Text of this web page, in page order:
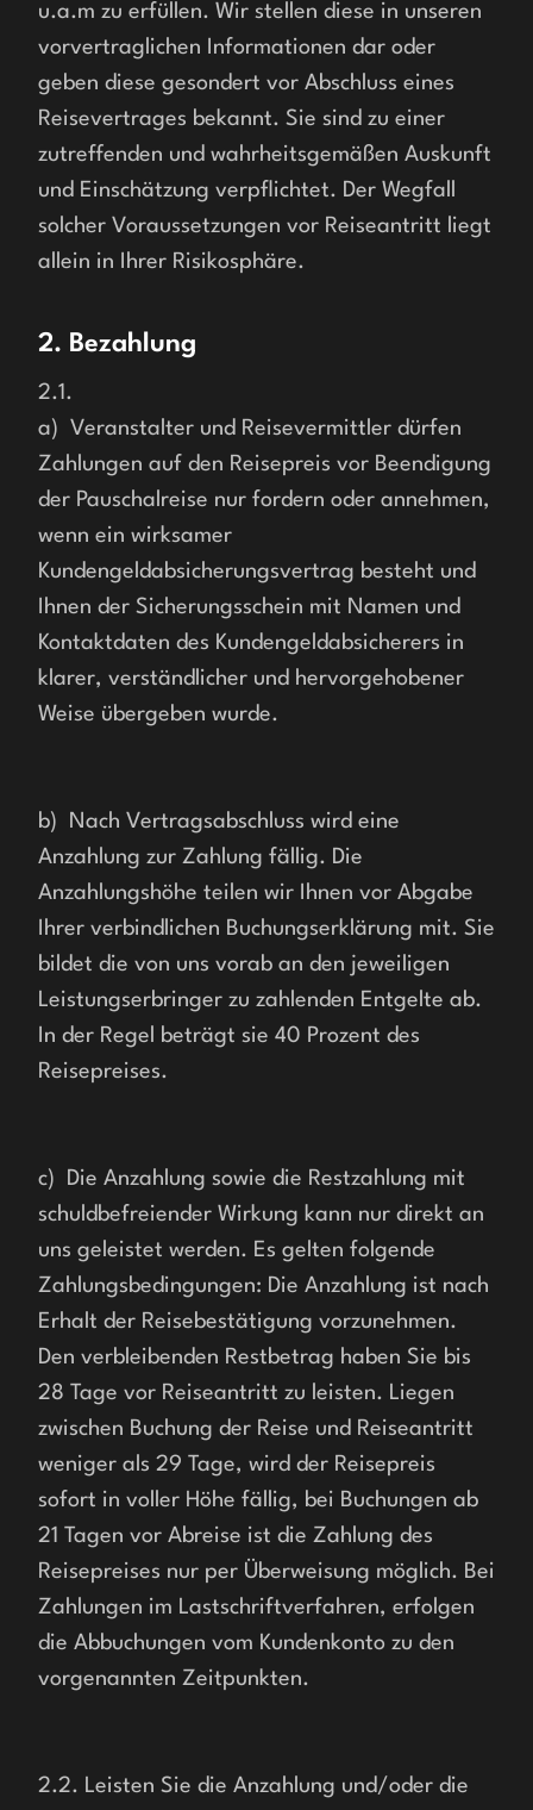
u.a.m zu erfüllen. Wir stellen diese in unseren
vorvertraglichen Informationen dar oder
geben diese gesondert vor Abschluss eines
Reisevertrages bekannt. Sie sind zu einer
zutreffenden und wahrheitsgemäßen Auskunft
und Einschätzung verpflichtet. Der Wegfall
solcher Voraussetzungen vor Reiseantritt liegt
2. Bezahlung
2.1.
a)  Veranstalter und Reisevermittler dürfen
Zahlungen auf den Reisepreis vor Beendigung
der Pauschalreise nur fordern oder annehmen,
wenn ein wirksamer
Kundengeldabsicherungsvertrag besteht und
Ihnen der Sicherungsschein mit Namen und
Kontaktdaten des Kundengeldabsicherers in
klarer, verständlicher und hervorgehobener
Weise übergeben wurde.
b)  Nach Vertragsabschluss wird eine
Anzahlung zur Zahlung fällig. Die
Anzahlungshöhe teilen wir Ihnen vor Abgabe
Ihrer verbindlichen Buchungserklärung mit. Sie
bildet die von uns vorab an den jeweiligen
Leistungserbringer zu zahlenden Entgelte ab.
In der Regel beträgt sie 40 Prozent des
Reisepreises.
c)  Die Anzahlung sowie die Restzahlung mit
schuldbefreiender Wirkung kann nur direkt an
uns geleistet werden. Es gelten folgende
Zahlungsbedingungen: Die Anzahlung ist nach
Erhalt der Reisebestätigung vorzunehmen.
Den verbleibenden Restbetrag haben Sie bis
28 Tage vor Reiseantritt zu leisten. Liegen
zwischen Buchung der Reise und Reiseantritt
weniger als 29 Tage, wird der Reisepreis
sofort in voller Höhe fällig, bei Buchungen ab
21 Tagen vor Abreise ist die Zahlung des
Reisepreises nur per Überweisung möglich. Bei
Zahlungen im Lastschriftverfahren, erfolgen
die Abbuchungen vom Kundenkonto zu den
vorgenannten Zeitpunkten.
2.2. Leisten Sie die Anzahlung und/oder die